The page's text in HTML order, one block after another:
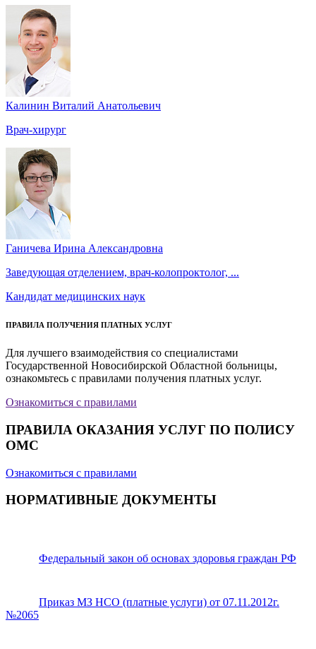
Калинин Виталий Анатольевич
Врач-хирург
Ганичева Ирина Александровна
Заведующая отделением, врач-колопроктолог, ...
Кандидат медицинских наук
ПРАВИЛА ПОЛУЧЕНИЯ ПЛАТНЫХ УСЛУГ
Для лучшего взаимодействия со специалистами
Государственной Новосибирской Областной больницы,
ознакомьтесь с правилами получения платных услуг.
Ознакомиться с правилами
ПРАВИЛА ОКАЗАНИЯ УСЛУГ ПО ПОЛИСУ
ОМС
Ознакомиться с правилами
НОРМАТИВНЫЕ ДОКУМЕНТЫ
Федеральный закон об основах здоровья граждан РФ
Приказ МЗ НСО (платные услуги) от 07.11.2012г.
№2065